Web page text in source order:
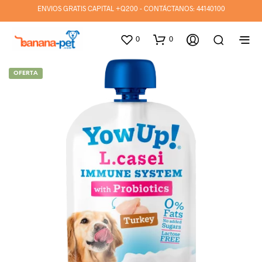
ENVIOS GRATIS CAPITAL +Q200 - CONTÁCTANOS: 44140100
0 0
OFERTA